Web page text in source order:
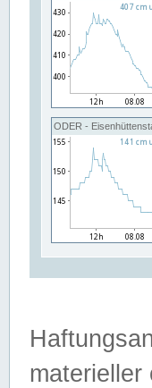
ODER -
materieller